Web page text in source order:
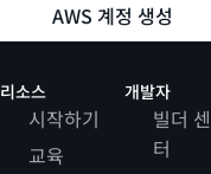
AWS 계정 생성
리소스
시작하기
교육
개발자
빌더 센
터